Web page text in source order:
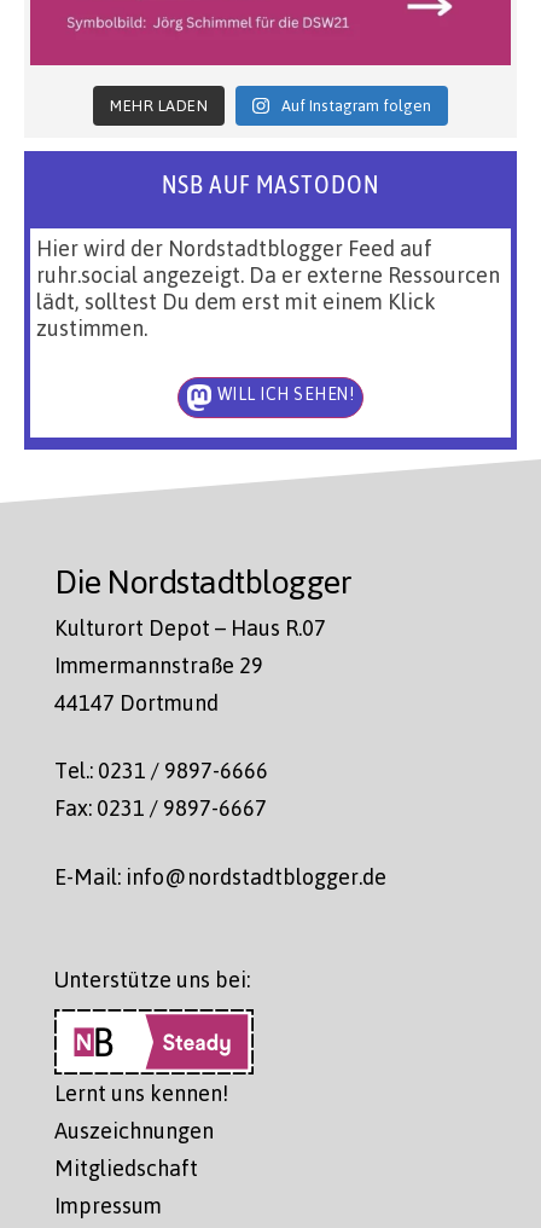
MEHR LADEN Auf Instagram folgen
NSB AUF MASTODON
Hier wird der Nordstadtblogger Feed auf
ruhr.social angezeigt. Da er externe Ressourcen
lädt, solltest Du dem erst mit einem Klick
zustimmen.
WILL ICH SEHEN!
Die Nordstadtblogger
Kulturort Depot – Haus R.07
Immermannstraße 29
44147 Dortmund
Tel.: 0231 / 9897-6666
Fax: 0231 / 9897-6667
E-Mail: info@nordstadtblogger.de
Unterstütze uns bei:
Lernt uns kennen!
Auszeichnungen
Mitgliedschaft
Impressum